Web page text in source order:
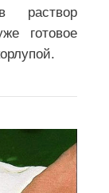
раствор
готовое